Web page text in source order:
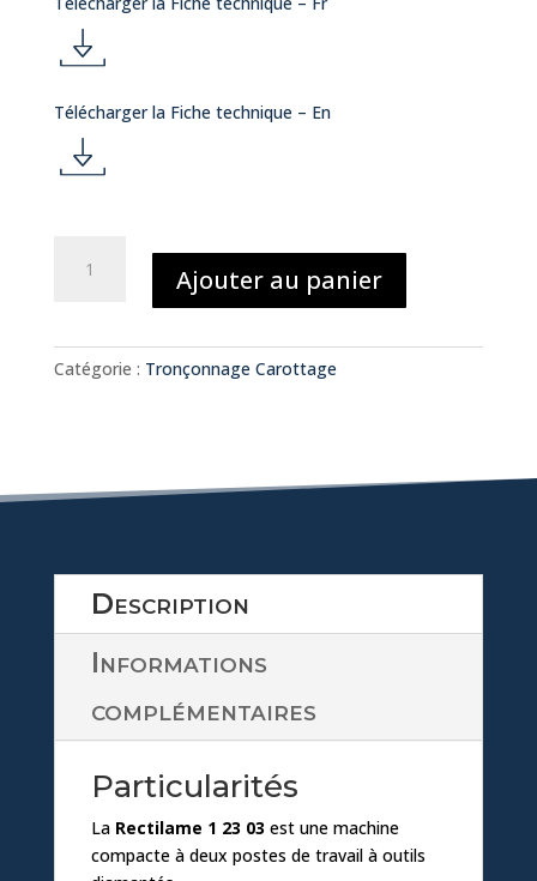
d
o
nl
o
a
ic
o
n
Télécharger la Fiche technique – En
o
w
nl
a
d
ic
n
Débiteuse
Ajouter au panier
Catégorie : Tronçonnage Carottage
Description
Informations
complémentaires
Particularités
La Rectilame 1 23 03 est une machine
compacte à deux postes de travail à outils